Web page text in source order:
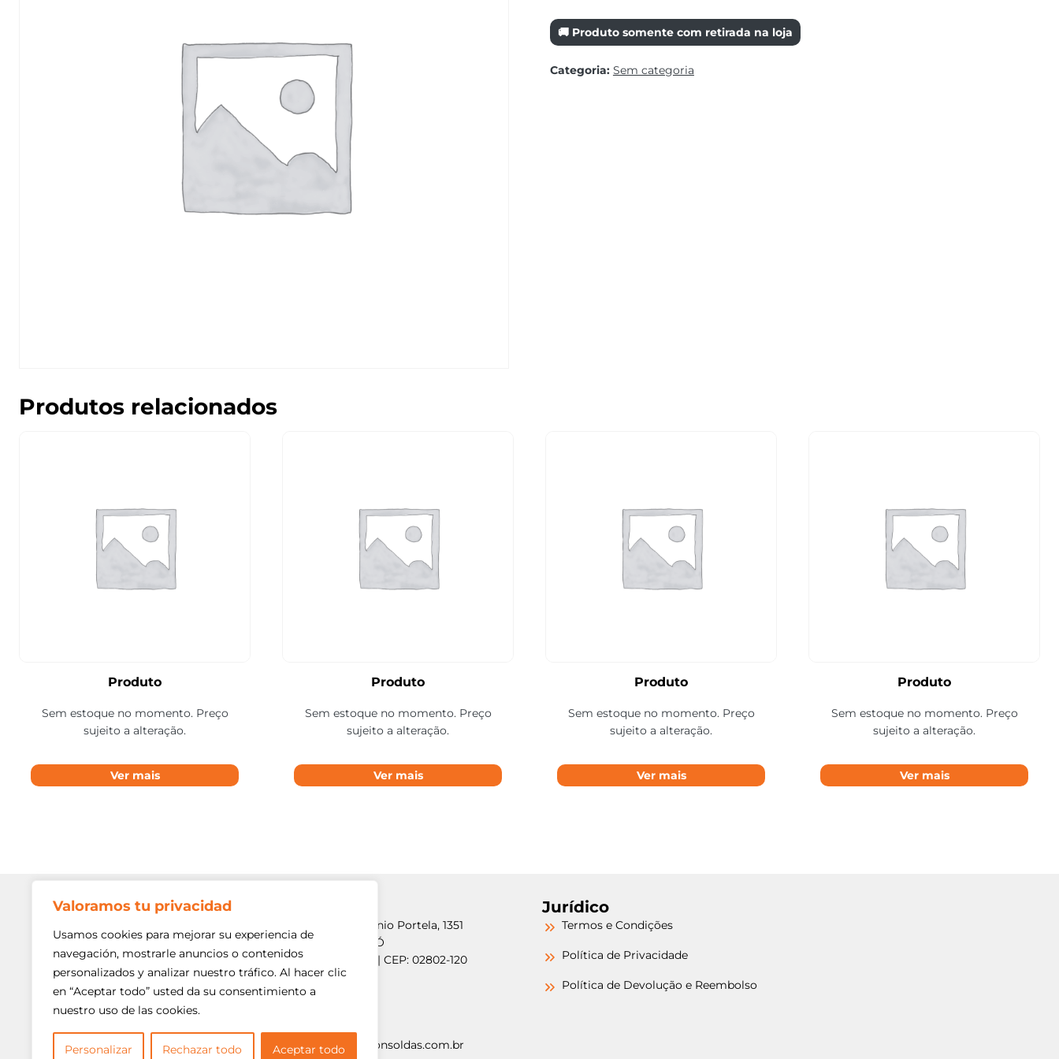
Valoramos tu privacidad
Usamos cookies para mejorar su experiencia de
navegación, mostrarle anuncios o contenidos
personalizados y analizar nuestro tráfico. Al hacer clic
en “Aceptar todo” usted da su consentimiento a
nuestro uso de las cookies.
Personalizar Rechazar todo Aceptar todo
🚚 Produto somente com retirada na loja
Categoria: Sem categoria
Produtos relacionados
Produto
Sem estoque no momento. Preço
sujeito a alteração.
Ver mais
Produto
Sem estoque no momento. Preço
sujeito a alteração.
Ver mais
Produto
Sem estoque no momento. Preço
sujeito a alteração.
Ver mais
Produto
Sem estoque no momento. Preço
sujeito a alteração.
Ver mais
Siga-nos!
Av. Min. Petrônio Portela, 1351
Freguesia do Ó
São Paulo/SP | CEP: 02802-120
contato@argonsoldas.com.br
Jurídico
Termos e Condições
Política de Privacidade
Política de Devolução e Reembolso